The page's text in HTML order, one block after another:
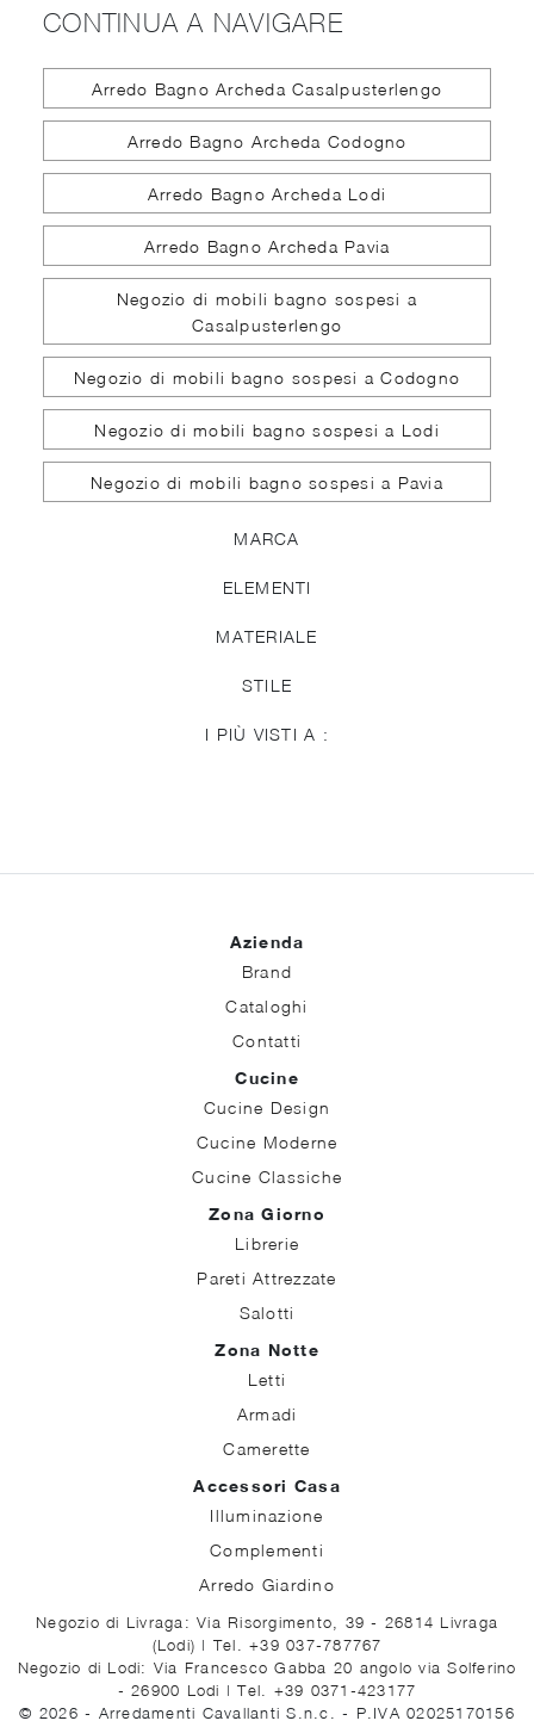
CONTINUA A NAVIGARE
Arredo Bagno Archeda Casalpusterlengo
Arredo Bagno Archeda Codogno
Arredo Bagno Archeda Lodi
Arredo Bagno Archeda Pavia
Negozio di mobili bagno sospesi a
Casalpusterlengo
Negozio di mobili bagno sospesi a Codogno
Negozio di mobili bagno sospesi a Lodi
Negozio di mobili bagno sospesi a Pavia
MARCA
ELEMENTI
MATERIALE
STILE
I PIÙ VISTI A :
Azienda
Brand
Cataloghi
Contatti
Cucine
Cucine Design
Cucine Moderne
Cucine Classiche
Zona Giorno
Librerie
Pareti Attrezzate
Salotti
Zona Notte
Letti
Armadi
Camerette
Accessori Casa
Illuminazione
Complementi
Arredo Giardino
Negozio di Livraga: Via Risorgimento, 39 - 26814 Livraga
(Lodi) | Tel. +39 037-787767
Negozio di Lodi: Via Francesco Gabba 20 angolo via Solferino
- 26900 Lodi |Tel. +39 0371-423177
© 2026 - Arredamenti Cavallanti S.n.c. - P.IVA 02025170156